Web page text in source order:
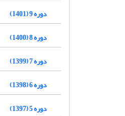
دوره 9 (1401)
دوره 8 (1400)
دوره 7 (1399)
دوره 6 (1398)
دوره 5 (1397)